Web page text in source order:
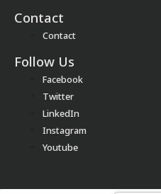
Contact
Contact
Follow Us
Facebook
Twitter
LinkedIn
Instagram
Youtube